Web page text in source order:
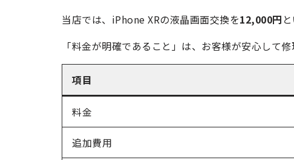
当店では、iPhone XRの液晶画面交換を12,000円
「料金が明確であること」は、お客様が安心して
項目
料金
追加費用